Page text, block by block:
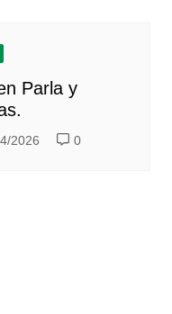
Parla y
2026 0